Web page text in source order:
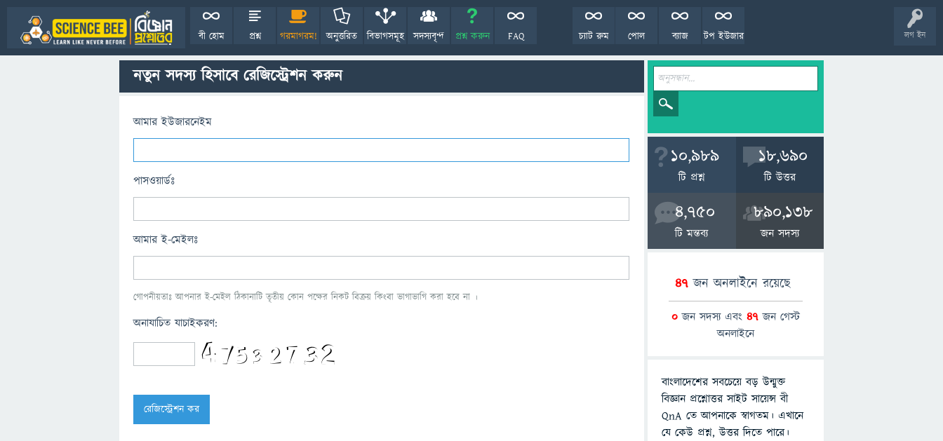
লগ ইন
বী হোম প্রশ্ন গরমাগরম! অনুত্তরিত বিভাগসমূহ সদস্যবৃন্দ প্রশ্ন করুন FAQ টপ ইউজার
ব্যাজ
পোল
চ্যাট রুম
নতুন সদস্য হিসাবে রেজিস্ট্রেশন করুন
আমার ইউজারনেইম
পাসওয়ার্ডঃ
আমার ই-মেইলঃ
গোপনীয়তাঃ আপনার ই-মেইল ঠিকানাটি তৃতীয় কোন পক্ষের নিকট বিক্রয় কিংবা ভাগাভাগি করা হবে না ।
অনাযাচিত যাচাইকরণ:
10,989
টি প্রশ্ন
18,690
টি উত্তর
4,750
টি মন্তব্য
890,138
জন সদস্য
47 জন অনলাইনে রয়েছে
0 জন সদস্য এবং 47 জন গেস্ট
অনলাইনে
বাংলাদেশের সবচেয়ে বড় উন্মুক্ত
বিজ্ঞান প্রশ্নোত্তর সাইট সায়েন্স বী
QnA তে আপনাকে স্বাগতম। এখানে
যে কেউ প্রশ্ন, উত্তর দিতে পারে।